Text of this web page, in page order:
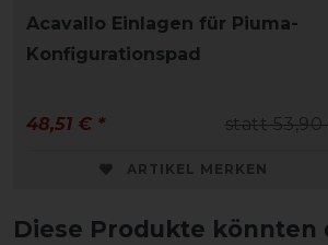
Acavallo Einlagen für Piuma-
Konfigurationspad
statt 53,90
48,51 € *
ARTIKEL MERKEN
Diese Produkte könnten